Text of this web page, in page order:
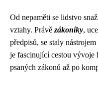
Od nepaměti se lidstvo
vztahy. Právě zákoníky,
předpisů, se staly
je fascinující cestou vývoje
psaných zákonů až po